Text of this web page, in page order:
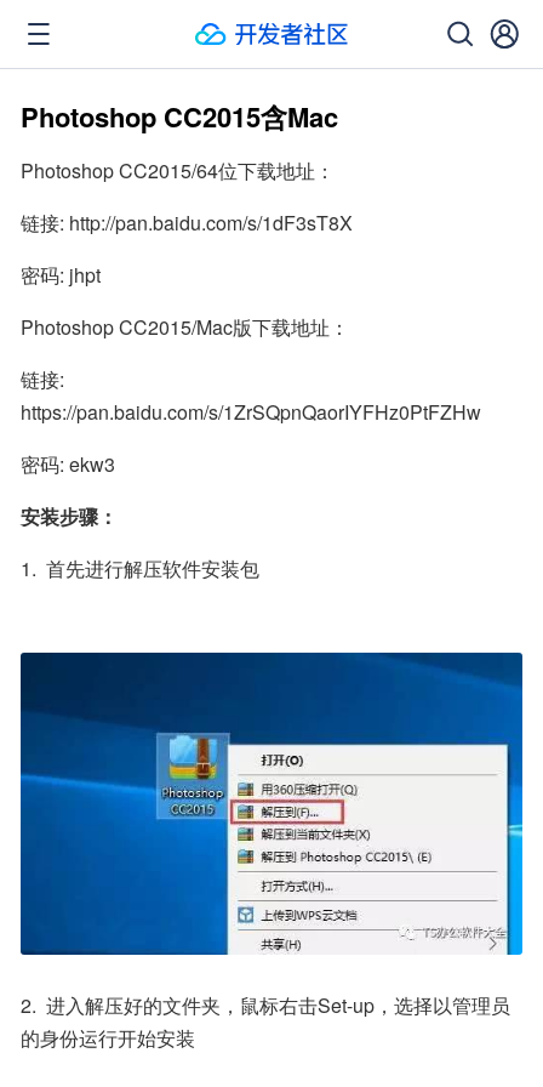
Photoshop CC2015含Mac
Photoshop CC2015/64位下载地址：
链接: http://pan.baidu.com/s/1dF3sT8X
密码: jhpt
Photoshop CC2015/Mac版下载地址：
链接:
https://pan.baidu.com/s/1ZrSQpnQaorIYFHz0PtFZHw
密码: ekw3
安装步骤：
1.  首先进行解压软件安装包
2.  进入解压好的文件夹，鼠标右击Set-up，选择以管理员
的身份运行开始安装